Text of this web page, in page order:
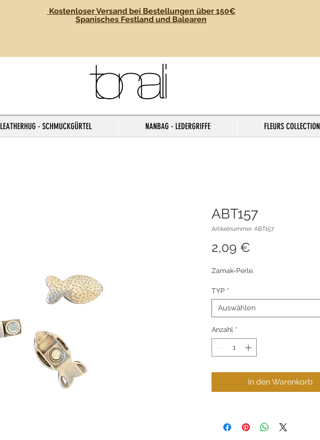
Kostenloser Versand bei Bestellungen über 150€
Spanisches Festland und Balearen
ABT157
Artikelnummer: ABT157
2,09 €
Zamak-Perle.
TYP *
Auswählen
Anzahl *
In den Warenkorb
LEATHERHUG - SCHMUCKGÜRTEL NANBAG - LEDERGRIFFE FLEURS COLLECTION